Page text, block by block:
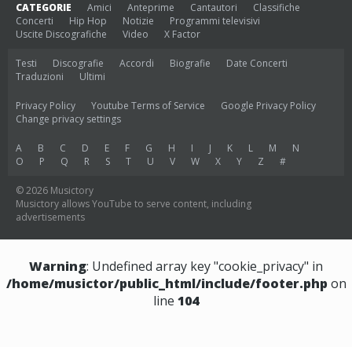
CATEGORIE Amici Anteprime Cantautori
Classifiche
Concerti
Hip Hop Notizie
Programmi televisivi
Uscite Discografiche
Video X Factor
Testi Discografie Accordi Biografie
Date Concerti
Traduzioni
Ultimi
Privacy Policy Youtube Terms of Service
Google Privacy Policy
Change privacy settings
A B C D E F G H I J K L M
N
O
P Q R S T U V W X Y Z #
© 2026 Musictory
Musictory allows YouTube to serve content, including
advertisements
Warning: Undefined array key "cookie_privacy" in
/home/musictor/public_html/include/footer.php on
line 104